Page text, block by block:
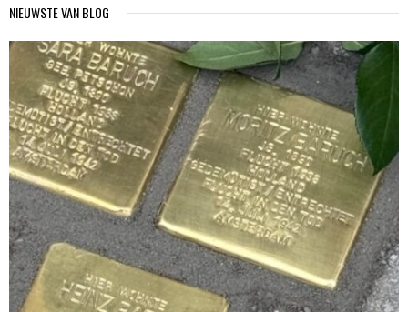
NIEUWSTE VAN BLOG